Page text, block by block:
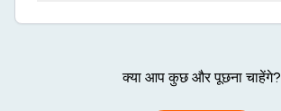
क्या आप कुछ और पूछना चाहेंगे?